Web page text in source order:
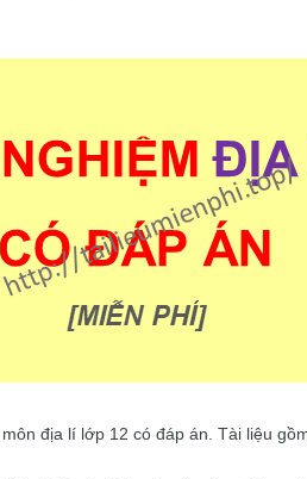
địa lí lớp 12 có đáp án. Tài liệu